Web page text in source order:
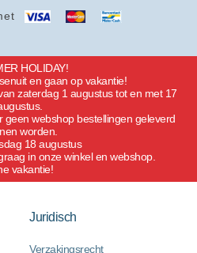
HOLIDAY!
en gaan op vakantie!
zaterdag 1 augustus tot en met 17
geen webshop bestellingen geleverd
worden.
18 augustus
in onze winkel en webshop.
vakantie!
Juridisch
Verzakingsrecht